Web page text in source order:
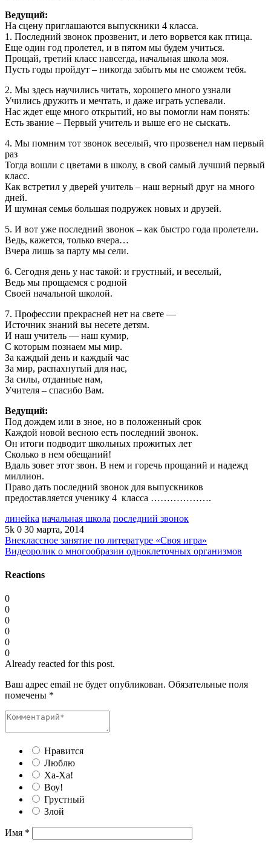
Ведущий:
На сцену приглашаются выпускники 4 класса.
1. Последний звонок прозвенит, и лето ворвется как птица.
Еще один год пролетел, и в пятом мы будем учиться.
Прощай, третий класс навсегда, начальная школа моя.
Пусть годы пройдут – никогда забыть мы не сможем тебя.
2. Мы здесь научились читать, хорошего много узнали
Учились дружить и мечтать, и даже играть успевали.
Нас ждет еще много открытий, но вы помогли нам понять:
Есть звание – Первый учитель и выше его не сыскать.
4. Мы помним тот звонок веселый, что прозвенел нам первый
раз
Тогда вошли с цветами в школу, в свой самый лучший первый
класс.
Как встретил у дверей учитель – наш верный друг на много
дней.
И шумная семья большая подружек новых и друзей.
5. И вот уже последний звонок – как быстро года пролетели.
Ведь, кажется, только вчера…
Вчера лишь за парту мы сели.
6. Сегодня день у нас такой: и грустный, и веселый,
Ведь мы прощаемся с родной
Своей начальной школой.
7. Профессии прекрасней нет на свете —
Источник знаний вы несете детям.
И наш учитель — наш кумир,
С которым познаем мы мир.
За каждый день и каждый час
За мир, распахнутый для нас,
За силы, отданные нам,
Учителя – спасибо Вам.
Ведущий:
Под дождем или в зное, но в положенный срок
Каждой новой весною есть последний звонок.
Он итоги подводит школьных прожитых лет
Сколько в нем обещаний!
Вдаль зовет этот звон. В нем и горечь прощаний и надежд
миллион.
Право дать последний звонок для выпускников
предоставляется ученику 4 класса ……………….
линейка начальная школа последний звонок
5k 0 30 марта, 2014
Внеклассное занятие по литературе «Своя игра»
Видеоролик о многообразии одноклеточных организмов
Reactions
0
0
0
0
0
0
Already reacted for this post.
Ваш адрес email не будет опубликован. Обязательные поля
помечены *
Нравится
Люблю
Ха-Ха!
Воу!
Грустный
Злой
Имя *